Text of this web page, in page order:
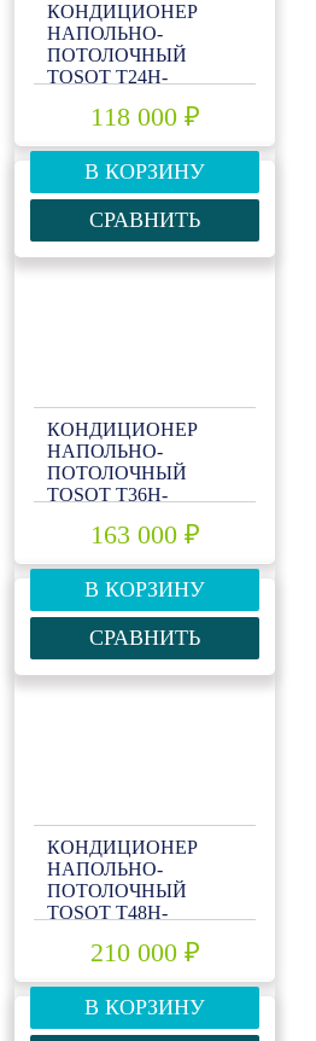
КОНДИЦИОНЕР
НАПОЛЬНО-
ПОТОЛОЧНЫЙ
TOSOT T24H-
118 000 ₽
В КОРЗИНУ
СРАВНИТЬ
КОНДИЦИОНЕР
НАПОЛЬНО-
ПОТОЛОЧНЫЙ
TOSOT T36H-
163 000 ₽
В КОРЗИНУ
СРАВНИТЬ
КОНДИЦИОНЕР
НАПОЛЬНО-
ПОТОЛОЧНЫЙ
TOSOT T48H-
210 000 ₽
В КОРЗИНУ